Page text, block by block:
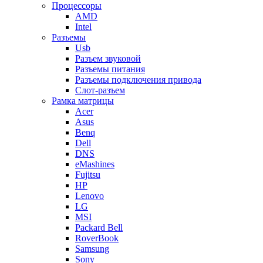
Процессоры
AMD
Intel
Разъемы
Usb
Разъем звуковой
Разъемы питания
Разъемы подключения привода
Слот-разъем
Рамка матрицы
Acer
Asus
Benq
Dell
DNS
eMashines
Fujitsu
HP
Lenovo
LG
MSI
Packard Bell
RoverBook
Samsung
Sony